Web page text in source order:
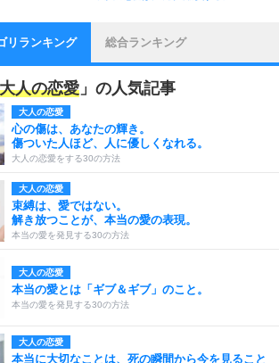
リランキング 総合ランキング
大人の恋愛 」の人気記事
大人の恋愛
心の傷は、あなたの輝き。
傷ついた人ほど、人に優しくなれる。
大人の恋愛をする30の方法
大人の恋愛
束縛は、愛ではない。
解き放つことが、本当の愛の表現。
本当の愛を発見する30の方法
大人の恋愛
本当の愛とは「ギブ＆ギブ」のこと。
本当の愛を発見する30の方法
大人の恋愛
本当に大切なことは、死の瞬間から今を見ること